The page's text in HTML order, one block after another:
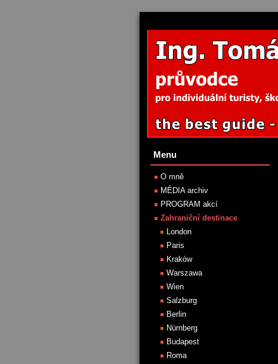
Menu
O mně
MÉDIA archiv
PROGRAM akcí
Zahraniční destinace
London
Paris
Kraków
Warszawa
Wien
Salzburg
Berlin
Nürnberg
Budapest
Roma